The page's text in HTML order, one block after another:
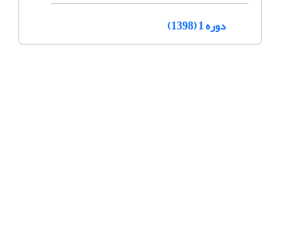
دوره 1 (1398)